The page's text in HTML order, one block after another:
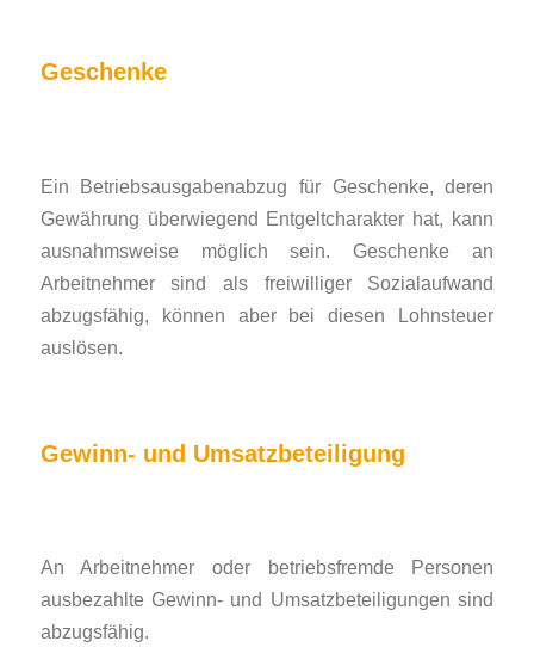
Geschenke
Ein Betriebsausgabenabzug für Geschenke, deren
Gewährung überwiegend Entgeltcharakter hat, kann
ausnahmsweise möglich sein. Geschenke an
Arbeitnehmer sind als freiwilliger Sozialaufwand
abzugsfähig, können aber bei diesen Lohnsteuer
auslösen.
Gewinn- und Umsatzbeteiligung
An Arbeitnehmer oder betriebsfremde Personen
ausbezahlte Gewinn- und Umsatzbeteiligungen sind
abzugsfähig.